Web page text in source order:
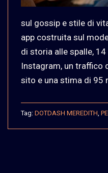
sul gossip e stile di
app costruita sul
di storia alle spalle,
Instagram, un traffico
sito e una stima di 95
Tag: DOTDASH MEREDITH